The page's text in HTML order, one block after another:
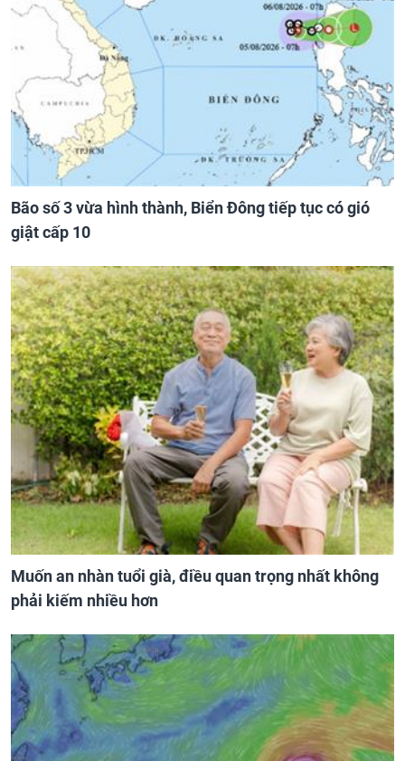
Bão số 3 vừa hình thành, Biển Đông tiếp tục có gió
giật cấp 10
Muốn an nhàn tuổi già, điều quan trọng nhất không
phải kiếm nhiều hơn